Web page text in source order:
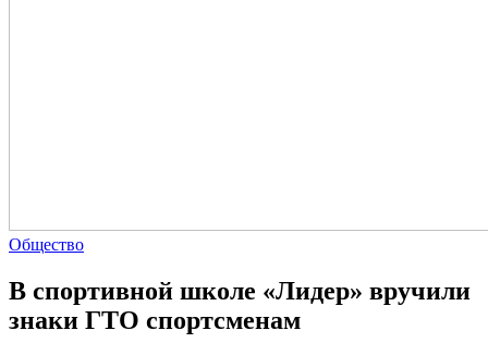
Общество
В спортивной школе «Лидер» вручили
знаки ГТО спортсменам